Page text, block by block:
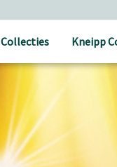
Collecties Kneipp